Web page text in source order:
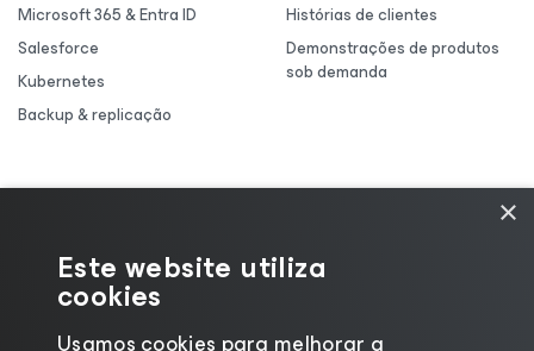
Microsoft 365 & Entra ID
Salesforce
Kubernetes
Backup & replicação
Histórias de clientes
Demonstrações de produtos
sob demanda
×
Este website utiliza
cookies
Usamos cookies para melhorar a